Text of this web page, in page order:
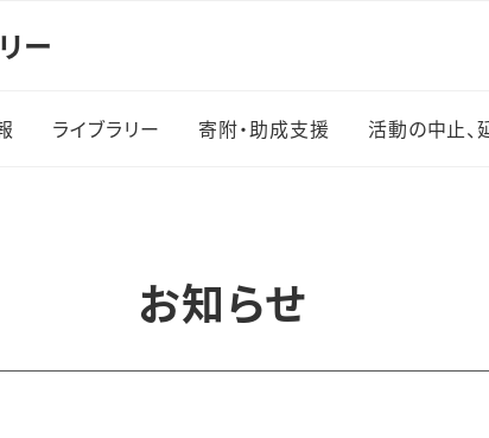
ー
ライブラリー 寄附・助成支援 活動の中止、
お知らせ